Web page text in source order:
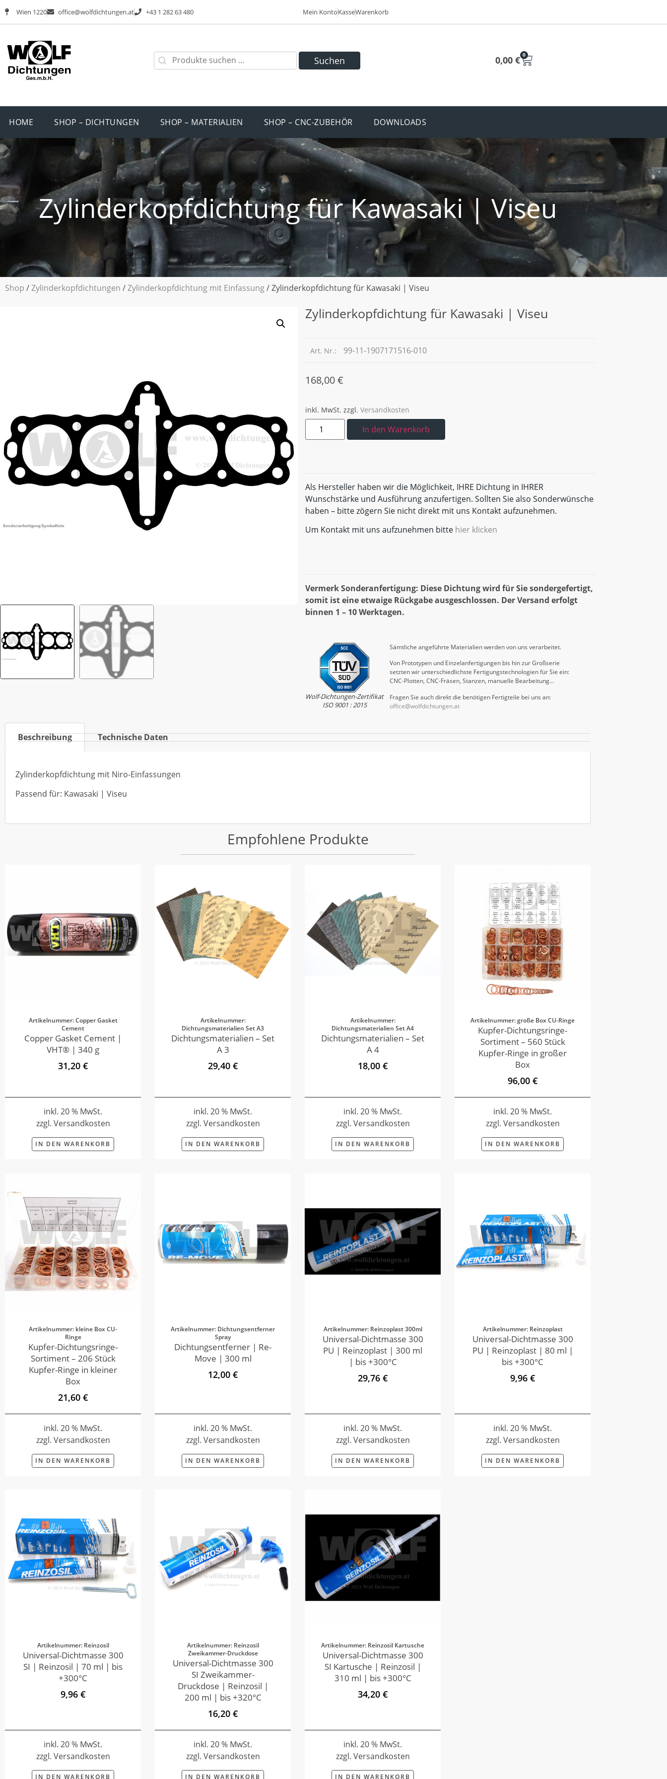
Wien 1220 office@wolfdichtungen.at +43 1 282 63 480 Mein KontoKasseWarenkorb
Suchen 0,00 € 0
HOME SHOP – DICHTUNGEN SHOP – MATERIALIEN SHOP – CNC-ZUBEHÖR DOWNLOADS
Zylinderkopfdichtung für Kawasaki | Viseu
Shop /Zylinderkopfdichtungen /Zylinderkopfdichtung mit Einfassung/ Zylinderkopfdichtung für Kawasaki | Viseu
Zylinderkopfdichtung für Kawasaki | Viseu
Art. Nr.: 99-11-1907171516-010
168,00€
inkl. MwSt. zzgl. Versandkosten
In den Warenkorb
Als Hersteller haben wir die Möglichkeit, IHRE Dichtung in IHRER
Wunschstärke und Ausführung anzufertigen. Sollten Sie also Sonderwünsche
haben – bitte zögern Sie nicht direkt mit uns Kontakt aufzunehmen.
Um Kontakt mit uns aufzunehmen bitte hier klicken
Vermerk Sonderanfertigung: Diese Dichtung wird für Sie sondergefertigt,
somit ist eine etwaige Rückgabe ausgeschlossen. Der Versand erfolgt
binnen 1 – 10 Werktagen.
Wolf-Dichtungen-Zertifikat
ISO 9001 : 2015
Sämtliche angeführte Materialien werden von uns verarbeitet.
Von Prototypen und Einzelanfertigungen bis hin zur Großserie
setzten wir unterschiedlichste Fertigungstechnologien für Sie ein:
CNC-Plotten, CNC-Fräsen, Stanzen, manuelle Bearbeitung…
Fragen Sie auch direkt die benötigen Fertigteile bei uns an:
office@wolfdichtungen.at
Beschreibung Technische Daten
Zylinderkopfdichtung mit Niro-Einfassungen
Passend für: Kawasaki | Viseu
Empfohlene Produkte
Artikelnummer: Copper Gasket
Cement
Copper Gasket Cement |
VHT® | 340 g
31,20 €
inkl. 20 % MwSt.
zzgl. Versandkosten
IN DEN WARENKORB
Artikelnummer:
Dichtungsmaterialien Set A3
Dichtungsmaterialien – Set
A 3
29,40 €
inkl. 20 % MwSt.
zzgl. Versandkosten
IN DEN WARENKORB
Artikelnummer:
Dichtungsmaterialien Set A4
Dichtungsmaterialien – Set
A 4
18,00 €
inkl. 20 % MwSt.
zzgl. Versandkosten
IN DEN WARENKORB
Artikelnummer: große Box CU-Ringe
Kupfer-Dichtungsringe-
Sortiment – 560 Stück
Kupfer-Ringe in großer
Box
96,00 €
inkl. 20 % MwSt.
zzgl. Versandkosten
IN DEN WARENKORB
Artikelnummer: kleine Box CU-
Ringe
Kupfer-Dichtungsringe-
Sortiment – 206 Stück
Kupfer-Ringe in kleiner
Box
21,60 €
inkl. 20 % MwSt.
zzgl. Versandkosten
IN DEN WARENKORB
Artikelnummer: Dichtungsentferner
Spray
Dichtungsentferner | Re-
Move | 300 ml
12,00 €
inkl. 20 % MwSt.
zzgl. Versandkosten
IN DEN WARENKORB
Artikelnummer: Reinzoplast 300ml
Universal-Dichtmasse 300
PU | Reinzoplast | 300 ml
| bis +300°C
29,76 €
inkl. 20 % MwSt.
zzgl. Versandkosten
IN DEN WARENKORB
Artikelnummer: Reinzoplast
Universal-Dichtmasse 300
PU | Reinzoplast | 80 ml |
bis +300°C
9,96 €
inkl. 20 % MwSt.
zzgl. Versandkosten
IN DEN WARENKORB
Artikelnummer: Reinzosil
Universal-Dichtmasse 300
SI | Reinzosil | 70 ml | bis
+300°C
9,96 €
inkl. 20 % MwSt.
zzgl. Versandkosten
IN DEN WARENKORB
Artikelnummer: Reinzosil
Zweikammer-Druckdose
Universal-Dichtmasse 300
SI Zweikammer-
Druckdose | Reinzosil |
200 ml | bis +320°C
16,20 €
inkl. 20 % MwSt.
zzgl. Versandkosten
IN DEN WARENKORB
Artikelnummer: Reinzosil Kartusche
Universal-Dichtmasse 300
SI Kartusche | Reinzosil |
310 ml | bis +300°C
34,20 €
inkl. 20 % MwSt.
zzgl. Versandkosten
IN DEN WARENKORB